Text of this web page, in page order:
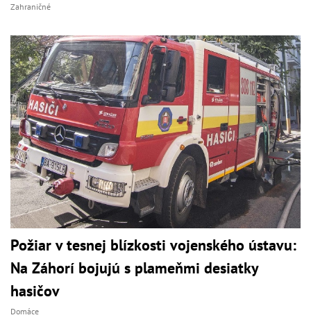
Zahraničné
Požiar v tesnej blízkosti vojenského ústavu:
Na Záhorí bojujú s plameňmi desiatky
hasičov
Domáce